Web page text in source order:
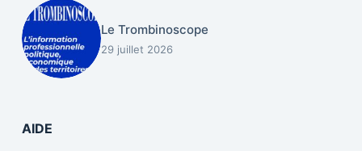
Le Trombinoscope
29 juillet 2026
AIDE